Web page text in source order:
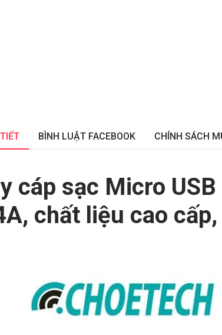
BÌNH LUẬT FACEBOOK CHÍNH SÁCH
cáp sạc Micro
chất liệu cao